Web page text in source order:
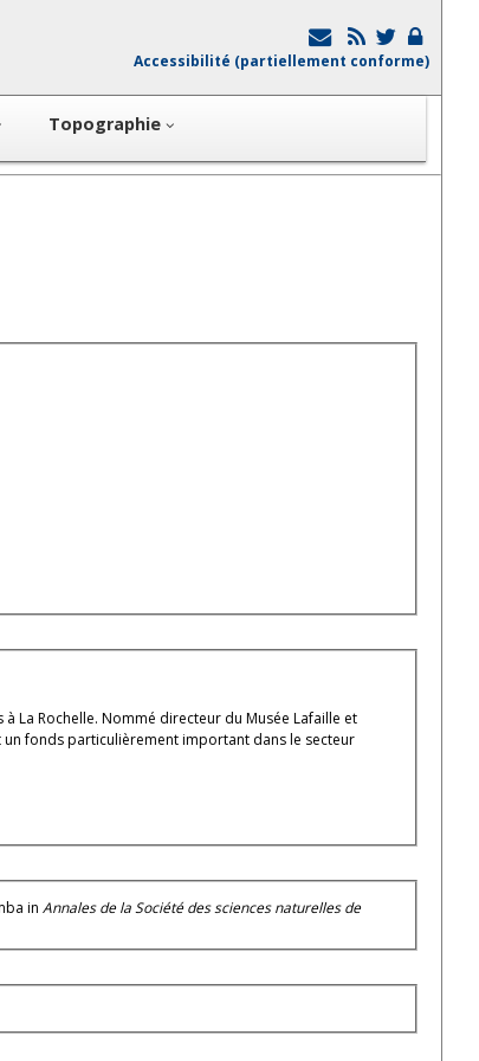
Accessibilité (partiellement conforme)
Topographie
La Rochelle. Nommé directeur du Musée Lafaille et
un fonds particulièrement important dans le secteur
inAnnales de la Société des sciences naturelles de